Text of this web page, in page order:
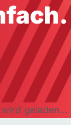
wird geladen...